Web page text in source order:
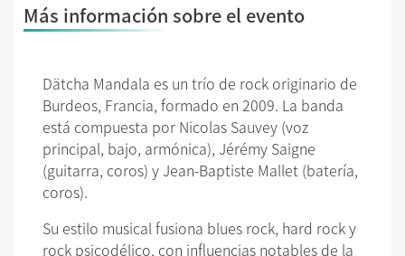
Más información sobre el evento
Dätcha Mandala es un trío de rock originario de
Burdeos, Francia, formado en 2009. La banda
está compuesta por Nicolas Sauvey (voz
principal, bajo, armónica), Jérémy Saigne
(guitarra, coros) y Jean-Baptiste Mallet (batería,
coros).
Su estilo musical fusiona blues rock, hard rock y
rock psicodélico, con influencias notables de la